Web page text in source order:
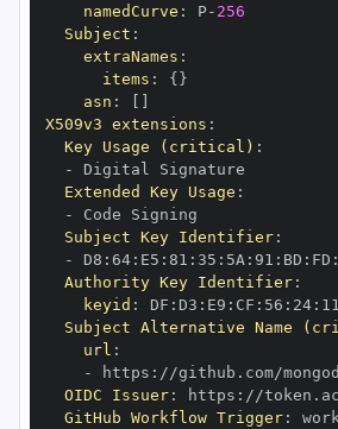
namedCurve : P- 256
Subject :
extraNames :
items : { }
asn :
X509v3 extensions :
Key Usage (critical) :
-
Extended Key Usage :
-
Subject Key Identifier:
-
D8 : 64: E5 : 81 : 35 : 5A : 91 : BD : FD :
Authority Key Identifier:
keyid : DF : D3 : E9 : CF : 56 : 24: 11
Subject Alternative Name
url :
-
https : //github.com/
OIDC Issuer: https :
GitHub Workflow Trigger: